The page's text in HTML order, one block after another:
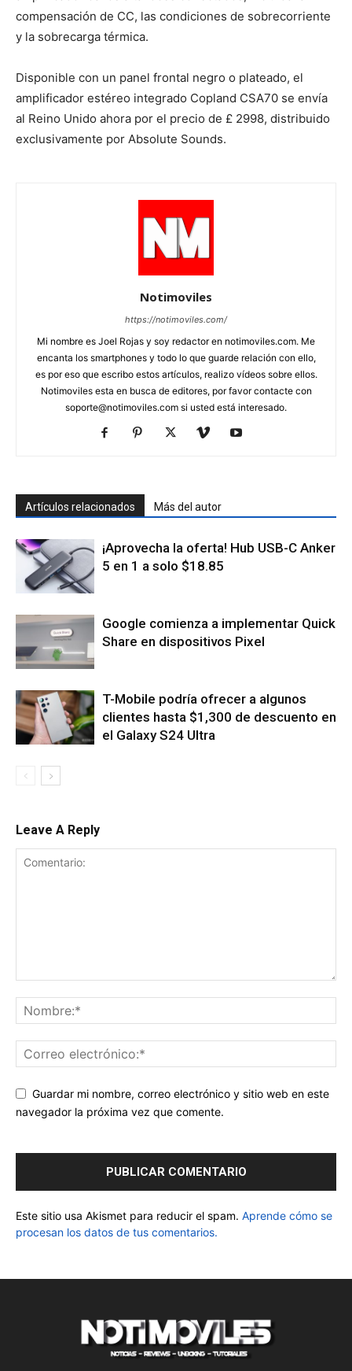
compensación de CC, las condiciones de sobrecorriente
y la sobrecarga térmica.
Disponible con un panel frontal negro o plateado, el
amplificador estéreo integrado Copland CSA70 se envía
al Reino Unido ahora por el precio de £ 2998, distribuido
exclusivamente por Absolute Sounds.
Notimoviles
https://notimoviles.com/
Mi nombre es Joel Rojas y soy redactor en notimoviles.com. Me
encanta los smartphones y todo lo que guarde relación con ello,
es por eso que escribo estos artículos, realizo vídeos sobre ellos.
Notimoviles esta en busca de editores, por favor contacte con
soporte@notimoviles.com si usted está interesado.
Artículos relacionados Más del autor
¡Aprovecha la oferta! Hub USB-C Anker
5 en 1 a solo $18.85
Google comienza a implementar Quick
Share en dispositivos Pixel
T-Mobile podría ofrecer a algunos
clientes hasta $1,300 de descuento en
el Galaxy S24 Ultra
Leave A Reply
Guardar mi nombre, correo electrónico y sitio web en este
navegador la próxima vez que comente.
Este sitio usa Akismet para reducir el spam. Aprende cómo se
procesan los datos de tus comentarios.